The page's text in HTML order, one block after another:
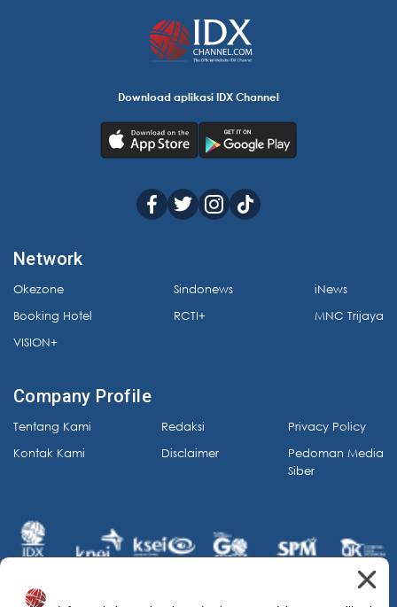
Download aplikasi IDX Channel
Network
Okezone
Booking Hotel
VISION+
Sindonews
RCTI+
iNews
MNC Trijaya
Company Profile
Tentang Kami
Kontak Kami
Redaksi
Disclaimer
Privacy Policy
Pedoman Media
Siber